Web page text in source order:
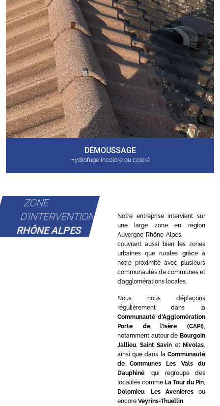
DÉMOUSSAGE
Hydrofuge incolore ou coloré
ZONE
D'INTERVENTION
RHÔNE ALPES
Notre entreprise intervient sur
une large zone en région
Auvergne-Rhône-Alpes,
couvrant aussi bien les zones
urbaines que rurales grâce à
notre proximité avec plusieurs
communautés de communes et
d’agglomérations locales.
Nous nous déplaçons
régulièrement dans la
Communauté d’Agglomération
Porte de l’Isère (CAPI)
notamment autour de Bourgoin
Jallieu,Saint Savin et Nivolas
ainsi que dans la Communauté
de Communes Les Vals du
Dauphiné, qui regroupe des
localités comme La Tour du Pin
Dolomieu, Les Avenièresou
encore Veyrins-Thuellin.